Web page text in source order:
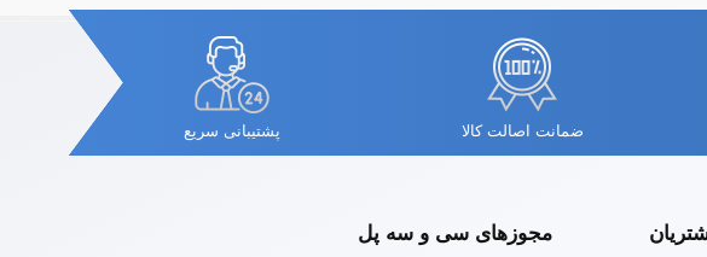
ضمانت اصالت کالا پشتیبانی سریع
مجوزهای سی و سه پل